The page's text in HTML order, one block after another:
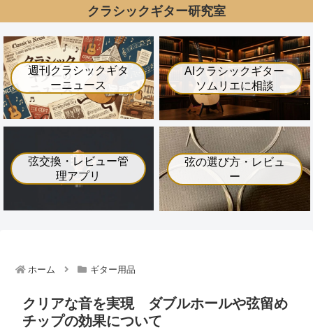
クラシックギター研究室
週刊クラシックギタ
ーニュース
AIクラシックギター
ソムリエに相談
弦交換・レビュー管
理アプリ
弦の選び方・レビュ
ー
ホーム ギター用品
クリアな音を実現 ダブルホールや弦留め
チップの効果について